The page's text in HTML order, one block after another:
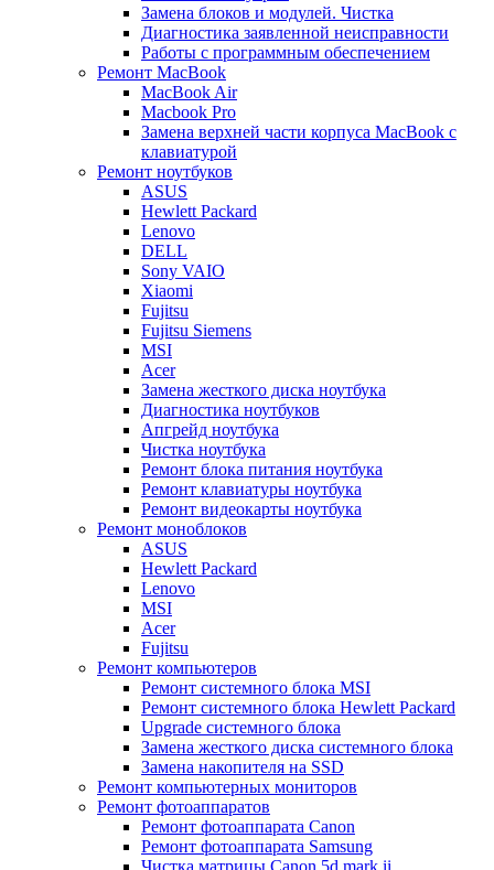
Замена блоков и модулей. Чистка
Диагностика заявленной неисправности
Работы с программным обеспечением
Ремонт MacBook
MacBook Air
Macbook Pro
Замена верхней части корпуса MacBook с
клавиатурой
Ремонт ноутбуков
ASUS
Hewlett Packard
Lenovo
DELL
Sony VAIO
Xiaomi
Fujitsu
Fujitsu Siemens
MSI
Acer
Замена жесткого диска ноутбука
Диагностика ноутбуков
Апгрейд ноутбука
Чистка ноутбука
Ремонт блока питания ноутбука
Ремонт клавиатуры ноутбука
Ремонт видеокарты ноутбука
Ремонт моноблоков
ASUS
Hewlett Packard
Lenovo
MSI
Acer
Fujitsu
Ремонт компьютеров
Ремонт системного блока MSI
Ремонт системного блока Hewlett Packard
Upgrade системного блока
Замена жесткого диска системного блока
Замена накопителя на SSD
Ремонт компьютерных мониторов
Ремонт фотоаппаратов
Ремонт фотоаппарата Canon
Ремонт фотоаппарата Samsung
Чистка матрицы Canon 5d mark ii